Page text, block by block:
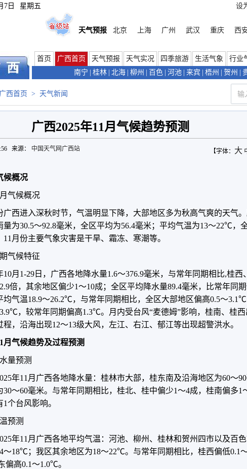
7日 星期五 设
天气预报
北京 上海 广州 武汉 重庆 西
首页 广西首页 天气预报 天气实况 四季旅游 生活气象 行业
南宁
桂林 北海 柳州 百色 河池 来宾 梧州 贺州
广西首页 > 天气新闻
广西2025年11月气候趋势预测
【字体： 大
来源： 中国天气网广西站
候概况
气候概况
广西进入深秋时节，气温明显下降，大部地区多为秋高气爽的天气。
量为30.5～92.8毫米，全区平均为56.4毫米；平均气温为13～22℃，
月份主要气象灾害是干旱、霜冻、寒潮等。
气候特征
10月1-29日，广西各地降水量1.6～376.9毫米，与常年同期相比,桂西
倍，其余地区偏少1～10成；全区平均降水量89.4毫米，比常年同
均气温18.9～26.2℃，与常年同期相比，全区大部地区偏高0.5～
，较常年同期偏高1.3℃。月内受台风“麦德姆”影响，桂南、桂西
程，沿海出现12～13级大风，左江、右江、郁江等出现超警洪水。
月气候趋势及过程预测
量预测
年11月广西各地降水量：桂林市大部，桂东南及沿海地区为60～90
30～60毫米。与常年同期相比，桂北、桂中偏少1～4成，桂南偏多1
个台风影响。
预测
年11月广西各地平均气温：河池、柳州、桂林和贺州四市以及百
～18℃；我区其余地区为18～22℃。与常年同期相比，桂西偏低0.1
偏高0.1～1.0℃。